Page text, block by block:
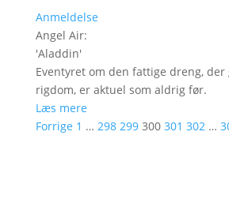
Anmeldelse
Angel Air:
'Aladdin'
Eventyret om den fattige dreng,
rigdom, er aktuel som aldrig før.
Læs mere
Forrige 1 … 298 299 300 301 302 …